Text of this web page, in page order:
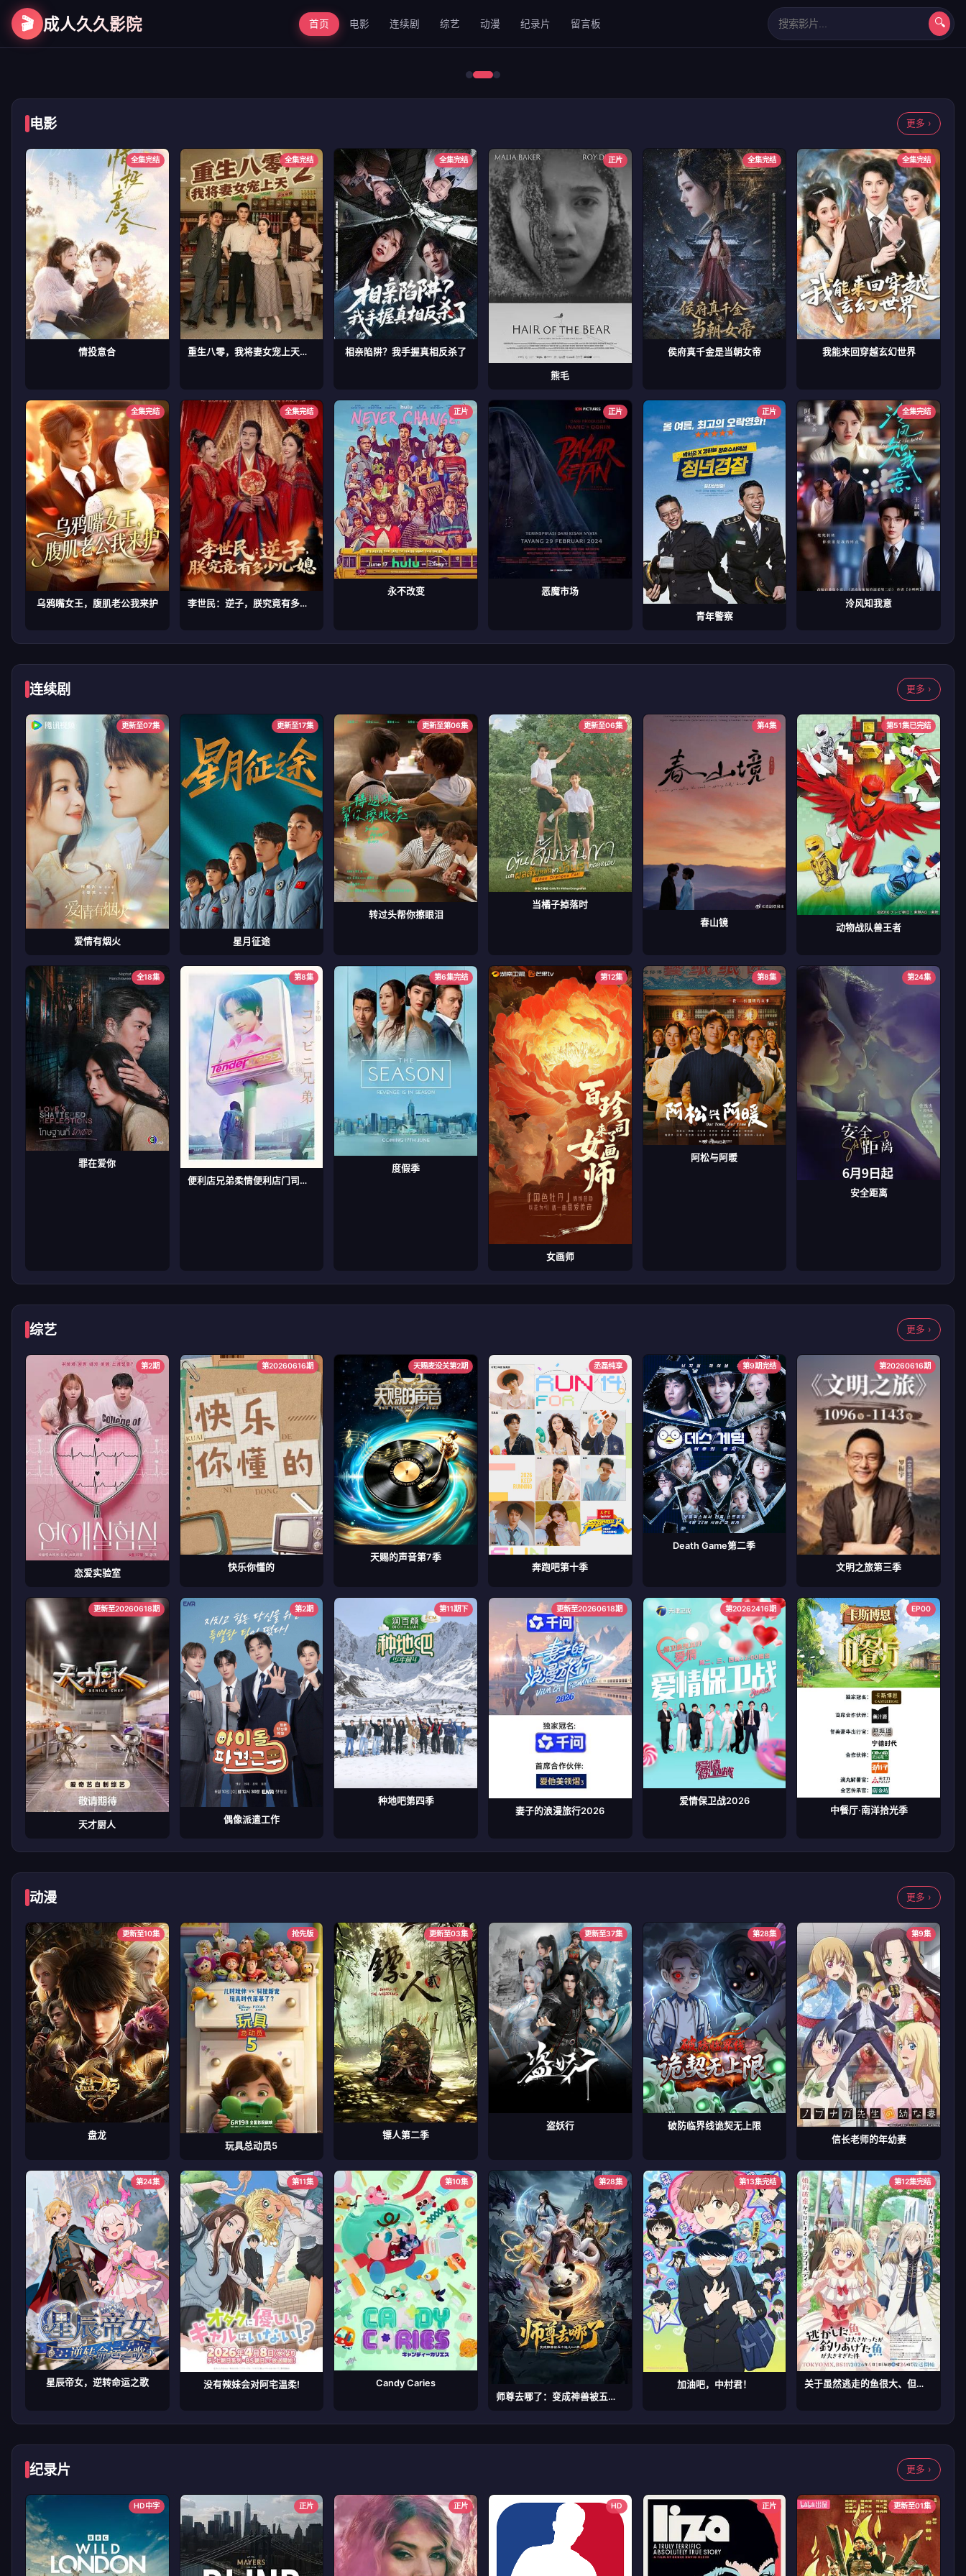
🎬 成人久久影院 首页 电影 连续剧 综艺 动漫 纪录片 留言板 🔍
第二次初见 错位2024
电影 更多 ›
全集完结
情投意合
全集完结
重生八零，我将妻女宠上天第二部
全集完结
相亲陷阱？我手握真相反杀了
正片
熊毛
全集完结
侯府真千金是当朝女帝
全集完结
我能来回穿越玄幻世界
全集完结
乌鸦嘴女王，腹肌老公我来护
全集完结
李世民：逆子，朕究竟有多少儿媳
正片
永不改变
正片
恶魔市场
正片
青年警察
全集完结
泠风知我意
连续剧 更多 ›
更新至07集
爱情有烟火
更新至17集
星月征途
更新至第06集
转过头帮你擦眼泪
更新至06集
当橘子掉落时
第4集
春山镜
第51集已完结
动物战队兽王者
全18集
罪在爱你
第8集
便利店兄弟柔情便利店门司港小金村门市
第6集完结
度假季
第12集
女画师
第8集
阿松与阿暖
第24集
安全距离
综艺 更多 ›
第2期
恋爱实验室
第20260616期
快乐你懂的
天赐麦没关第2期
天赐的声音第7季
丞磊纯享
奔跑吧第十季
第9期完结
Death Game第二季
第20260616期
文明之旅第三季
更新至20260618期
天才厨人
第2期
偶像派遣工作
第11期下
种地吧第四季
更新至20260618期
妻子的浪漫旅行2026
第20262416期
爱情保卫战2026
EP00
中餐厅·南洋拾光季
动漫 更多 ›
更新至10集
盘龙
抢先版
玩具总动员5
更新至03集
镖人第二季
更新至37集
盗妖行
第28集
破防临界线诡契无上限
第9集
信长老师的年幼妻
第24集
星辰帝女，逆转命运之歌
第11集
没有辣妹会对阿宅温柔!
第10集
Candy Caries
第28集
师尊去哪了：变成神兽被五个徒儿rua秃
第13集完结
加油吧，中村君！
第12集完结
关于虽然逃走的鱼很大、但钓上来的鱼却太大了这件事
纪录片 更多 ›
HD中字 正片 正片 HD 正片 更新至01集